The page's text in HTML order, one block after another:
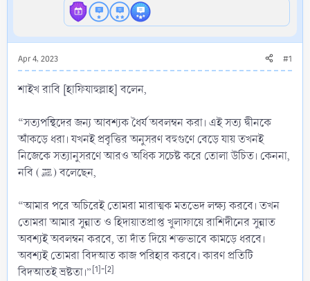
Apr 4, 2023 #1
শাইখ রাবি [হাফিযাহুল্লাহ] বলেন,
“সত্যপন্থিদের জন্য আবশ্যক ধৈর্য অবলম্বন করা। এই সত্য দ্বীনকে
আঁকড়ে ধরা। যখনই প্রবৃত্তির অনুসরণ বহুগুণে বেড়ে যায় তখনই
নিজেকে সত্যানুসরণে আরও অধিক সচেষ্ট করে তোলা উচিত। কেননা,
নবি (ﷺ) বলেছেন,
“আমার পরে অচিরেই তোমরা মারাত্মক মতভেদ লক্ষ্য করবে। তখন
তোমরা আমার সুন্নাত ও হিদায়াতপ্রাপ্ত খুলাফায়ে রাশিদীনের সুন্নাত
অবশ্যই অবলম্বন করবে, তা দাঁত দিয়ে শক্তভাবে কামড়ে ধরবে।
অবশ্যই তোমরা বিদআত কাজ পরিহার করবে। কারণ প্রতিটি
বিদআতই ভ্রষ্টতা।”[1]-[2]